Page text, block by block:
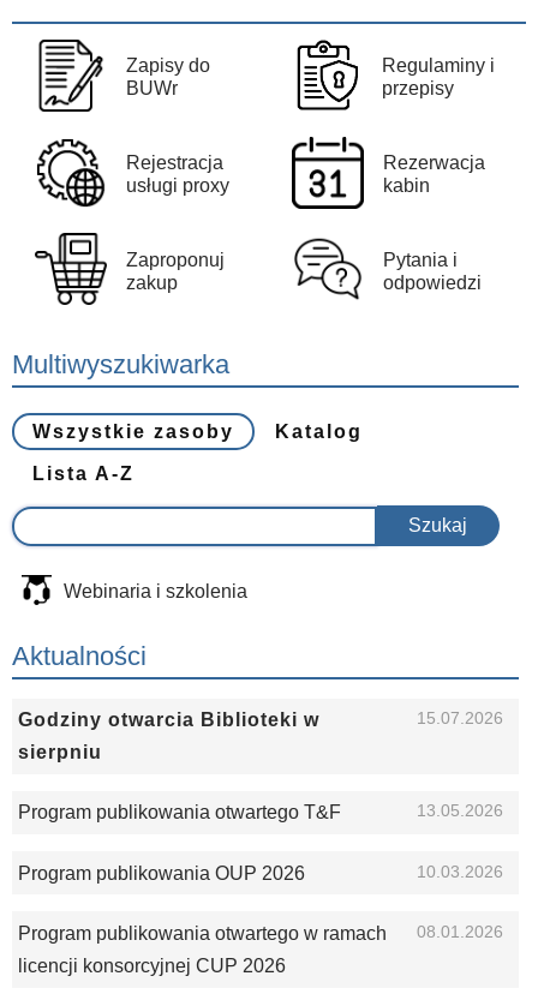
Zapisy do
BUWr
Regulaminy i
przepisy
Rejestracja
usługi proxy
Rezerwacja
kabin
Zaproponuj
zakup
Pytania i
odpowiedzi
Multiwyszukiwarka
Wszystkie zasoby Katalog
Lista A-Z
Webinaria i szkolenia
Aktualności
Godziny otwarcia Biblioteki w
sierpniu
15.07.2026
Program publikowania otwartego T&F 13.05.2026
Program publikowania OUP 2026 10.03.2026
Program publikowania otwartego w ramach
licencji konsorcyjnej CUP 2026
08.01.2026